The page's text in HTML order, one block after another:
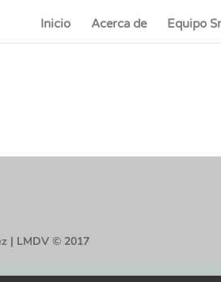
Inicio Acerca de Equipo
| LMDV © 2017